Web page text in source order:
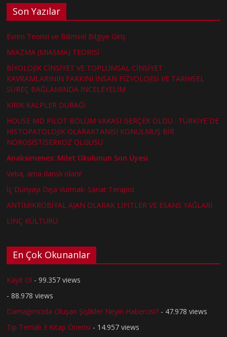
Son Yazılar
Evrim Teorisi ve Bilimsel Bilgiye Giriş
MİAZMA (MIASMA) TEORİSİ
BİYOLOJİK CİNSİYET VE TOPLUMSAL CİNSİYET
KAVRAMLARININ FARKINI İNSAN FİZYOLOJİSİ VE TARİHSEL
SÜREÇ BAĞLAMINDA İNCELEYELİM
KIRIK KALPLER DURAĞI
HOUSE MD PİLOT BÖLÜM VAKASI GERÇEK OLDU : TÜRKİYE´DE
HİSTOPATOLOJİK OLARAKTANISI KONULMUŞ BİR
NÖROSİSTİSERKOZ OLGUSU
Anaksimenes: Milet Okulunun Son Üyesi
Veba, ama danslı olanı!
İç Dünyayı Dışa Vurmak: Sanat Terapisi
ANTİMİKROBİYAL AJAN OLARAK LİPİTLER VE ESANS YAĞLARI
LİNÇ KÜLTÜRÜ
En Çok Okunanlar
Kayıt Ol - 99.357 views
- 88.978 views
Damağımızda Oluşan Şişlikler Neyin Habercisi? - 47.978 views
Tıp Temalı 3 Kitap Önerisi - 14.957 views